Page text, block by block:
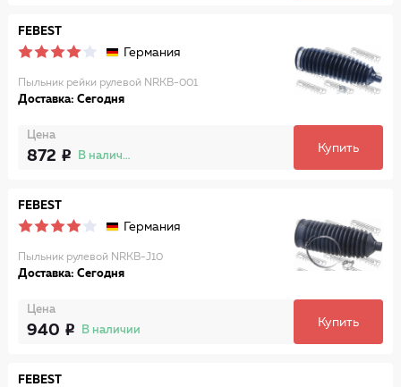
FEBEST
Германия
Пыльник рейки рулевой NRKB-001
Доставка: Сегодня
Цена
872 В наличии
Купить
FEBEST
Германия
Пыльник рулевой NRKB-J10
Доставка: Сегодня
Цена
940 В наличии
Купить
FEBEST